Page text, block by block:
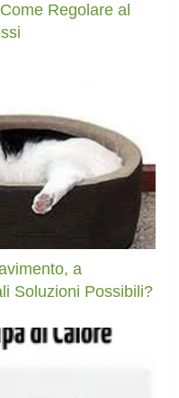
Regolare al
a
Soluzioni Possibili?